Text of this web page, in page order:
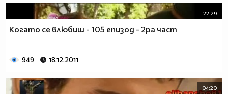
22:29
Когато се влюбиш - 105 епизод - 2ра част
949 18.12.2011
04:20